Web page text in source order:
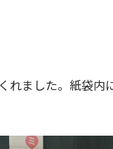
れました。紙袋内